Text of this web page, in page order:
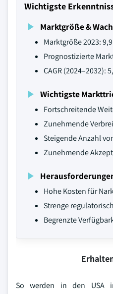
Wichtigste
Marktgröße &
Marktgröße 2023:
Prognostizierte
CAGR (2024–2032):
Wichtigste
Fortschreitende
Zunehmende
Steigende Anzahl
Zunehmende
Hohe Kosten für
Strenge
Begrenzte
So werden in den USA